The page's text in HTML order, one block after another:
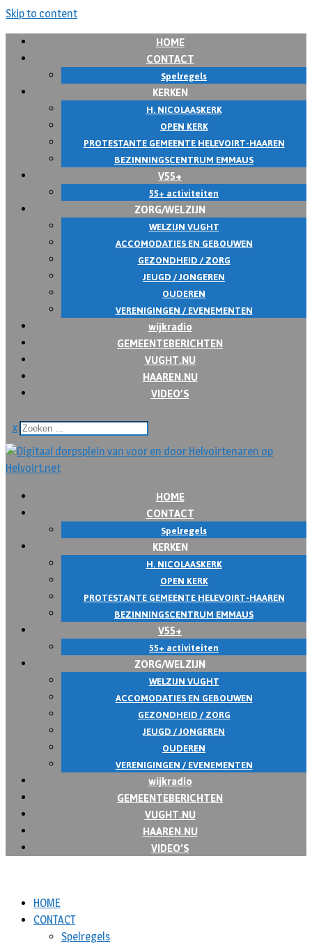
Skip to content
HOME
CONTACT
Spelregels
KERKEN
H. NICOLAASKERK
OPEN KERK
PROTESTANTE GEMEENTE HELEVOIRT-HAAREN
BEZINNINGSCENTRUM EMMAUS
V55+
55+ activiteiten
ZORG/WELZIJN
WELZIJN VUGHT
ACCOMODATIES EN GEBOUWEN
GEZONDHEID / ZORG
JEUGD / JONGEREN
OUDEREN
VERENIGINGEN / EVENEMENTEN
wijkradio
GEMEENTEBERICHTEN
VUGHT.NU
HAAREN.NU
VIDEO’S
x
HOME
CONTACT
Spelregels
KERKEN
H. NICOLAASKERK
OPEN KERK
PROTESTANTE GEMEENTE HELEVOIRT-HAAREN
BEZINNINGSCENTRUM EMMAUS
V55+
55+ activiteiten
ZORG/WELZIJN
WELZIJN VUGHT
ACCOMODATIES EN GEBOUWEN
GEZONDHEID / ZORG
JEUGD / JONGEREN
OUDEREN
VERENIGINGEN / EVENEMENTEN
wijkradio
GEMEENTEBERICHTEN
VUGHT.NU
HAAREN.NU
VIDEO’S
HOME
CONTACT
Spelregels